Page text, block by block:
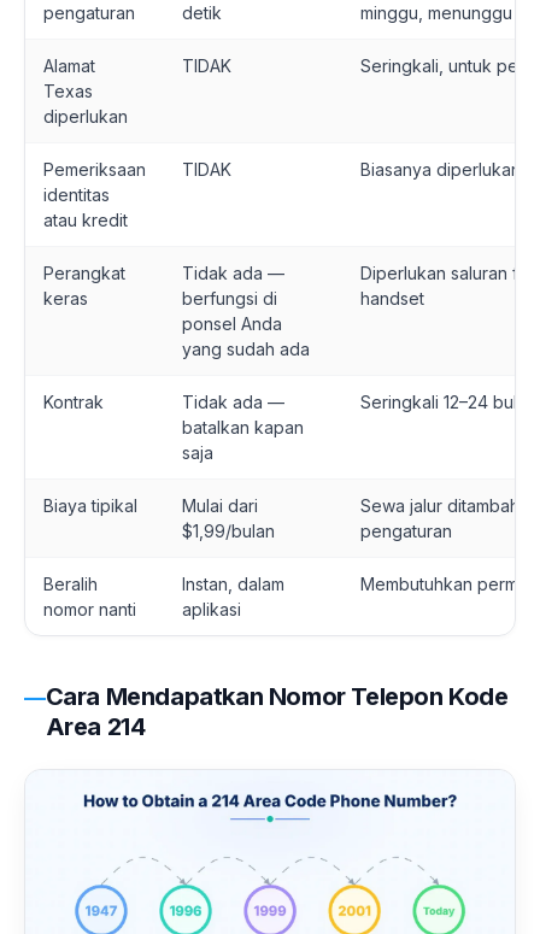
pengaturan
detik
minggu, menunggu
Alamat
Texas
diperlukan
TIDAK Seringkali, untuk
Pemeriksaan
identitas
atau kredit
TIDAK Biasanya diperlukan
Perangkat
keras
Tidak ada —
berfungsi di
ponsel Anda
yang sudah ada
Diperlukan saluran
handset
Kontrak
Tidak ada —
batalkan kapan
saja
Seringkali 12–24 bulan
Biaya tipikal
Mulai dari
$1,99/bulan
Sewa jalur ditambah
pengaturan
Beralih
nomor nanti
Instan, dalam
aplikasi
Membutuhkan
Cara Mendapatkan Nomor Telepon Kode
Area 214